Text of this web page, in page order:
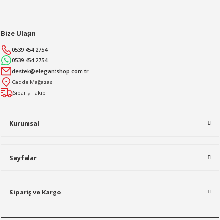
Kurumsal
Sayfalar
Sipariş ve Kargo
Bize Ulaşın
0539 454 2754
0539 454 2754
destek@elegantshop.com.tr
Cadde Mağazası
Sipariş Takip